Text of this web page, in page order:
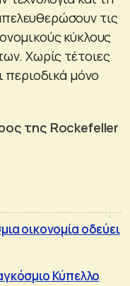
τις
κύκλους
Χωρίς τέτοιες
περιοδικά μόνο
της Rockefeller
οικονομία οδεύει
Κύπελλο